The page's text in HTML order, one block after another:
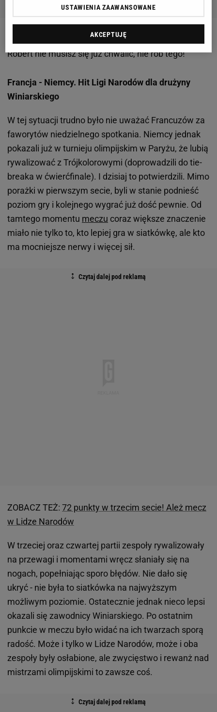
Kosecki ostro o Lewandowskim:
Robert nie musisz się już chwalić, nie rób tego!
Francja - Niemcy. Hit Ligi Narodów dla drużyny
Winiarskiego
W tej sytuacji trudno było nie uważać Francuzów za
faworytów niedzielnego spotkania. Niemcy jednak
pokazali już w turnieju olimpijskim w Paryżu, że lubią
rywalizować z Trójkolorowymi (doprowadzili do tie-
breaka w ćwierćfinale). I dzisiaj to potwierdzili. Mimo
porażki w pierwszym secie, byli w stanie podnieść
poziom gry i kolejnego wygrać już dość pewnie. Od
tamtego momentu meczu coraz większe znaczenie
miało nie tylko to, kto lepiej gra w siatkówkę, ale kto
ma mocniejsze nerwy i więcej sił.
ZOBACZ TEŻ: 72 punkty w trzecim secie! Ależ mecz
w Lidze Narodów
W trzeciej oraz czwartej partii zespoły rywalizowały
na przewagi i momentami wręcz słaniały się na
nogach, popełniając sporo błędów. Nie dało się
ukryć - nie była to siatkówka na najwyższym
możliwym poziomie. Ostatecznie jednak nieco lepsi
okazali się zawodnicy Winiarskiego. Po ostatnim
punkcie w meczu było widać na ich twarzach sporą
radość. Może i tylko w Lidze Narodów, może i oba
zespoły były osłabione, ale zwycięstwo i rewanż nad
mistrzami olimpijskimi to zawsze coś.
USTAWIENIA ZAAWANSOWANE
AKCEPTUJĘ